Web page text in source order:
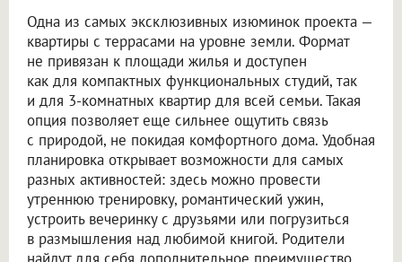
Одна из самых эксклюзивных изюминок проекта —
квартиры с террасами на уровне земли. Формат
не привязан к площади жилья и доступен
как для компактных функциональных студий, так
и для 3-комнатных квартир для всей семьи. Такая
опция позволяет еще сильнее ощутить связь
с природой, не покидая комфортного дома. Удобная
планировка открывает возможности для самых
разных активностей: здесь можно провести
утреннюю тренировку, романтический ужин,
устроить вечеринку с друзьями или погрузиться
в размышления над любимой книгой. Родители